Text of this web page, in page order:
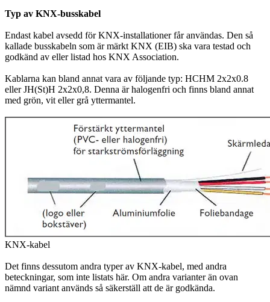
Typ av KNX-busskabel
Endast kabel avsedd för KNX-installationer får användas. Den så
kallade busskabeln som är märkt KNX (EIB) ska vara testad och
godkänd av eller listad hos KNX Association.
Kablarna kan bland annat vara av följande typ: HCHM 2x2x0.8
eller JH(St)H 2x2x0,8. Denna är halogenfri och finns bland annat
med grön, vit eller grå yttermantel.
KNX-kabel
Det finns dessutom andra typer av KNX-kabel, med andra
beteckningar, som inte listats här. Om andra varianter än ovan
nämnd variant används så säkerställ att de är godkända.